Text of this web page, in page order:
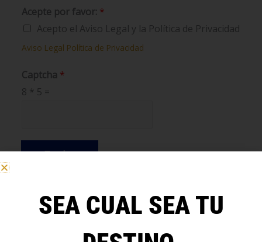
Acepte por favor: *
Acepto el Aviso Legal y la Política de Privacidad
Aviso Legal Política de Privacidad
Captcha *
8 * 5 =
Enviar
SEA CUAL SEA TU